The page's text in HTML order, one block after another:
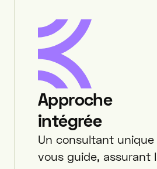
Approche
intégrée
Un consultant
vous guide, assurant